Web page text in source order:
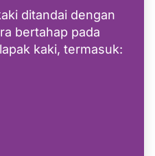
ditandai dengan
bertahap pada
kaki, termasuk: